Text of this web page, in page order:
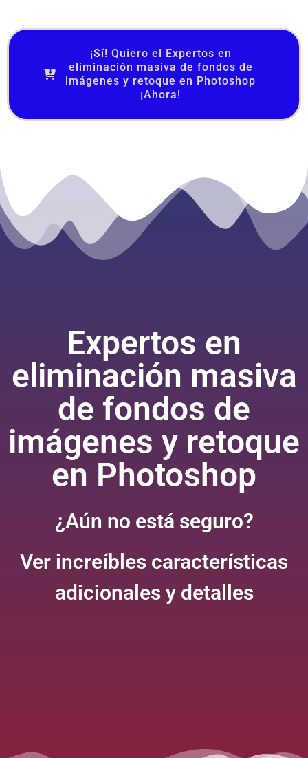
¡Sí! Quiero el Expertos en
eliminación masiva de fondos de
imágenes y retoque en Photoshop
¡Ahora!
Expertos en
eliminación masiva
de fondos de
imágenes y retoque
en Photoshop
¿Aún no está seguro?
Ver increíbles características
adicionales y detalles